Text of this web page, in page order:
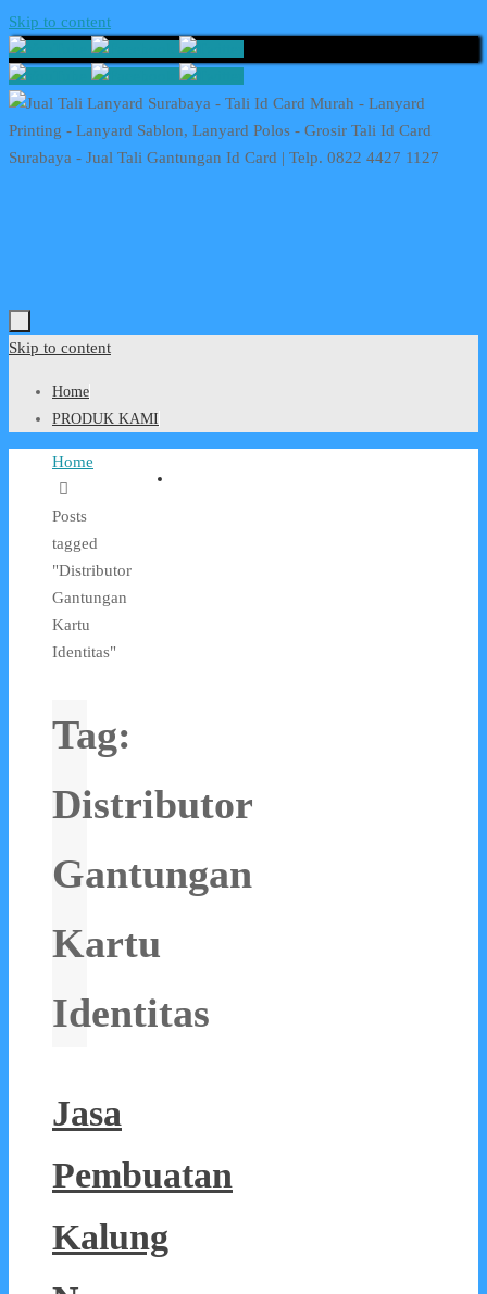
Skip to content
Skip to content
Home
PRODUK KAMI
Home
Posts
tagged
"Distributor
Gantungan
Kartu
Identitas"
Tag:
Distributor
Gantungan
Kartu
Identitas
Jasa
Pembuatan
Kalung